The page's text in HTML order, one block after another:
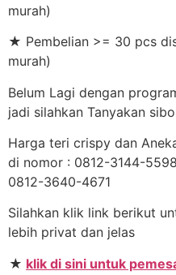
murah)
★ Pembelian >= 30 pcs
murah)
Belum Lagi dengan
jadi silahkan Tanyakan
Harga teri crispy dan
di nomor : 0812-3144-
0812-3640-4671
Silahkan klik link berikut
lebih privat dan jelas
★ klik di sini untuk